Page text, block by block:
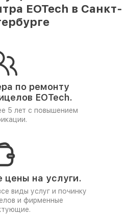
EOTech в Санкт-
по ремонту
EOTech.
5 лет с повышением
на услуги.
виды услуг и починку
и фирменные